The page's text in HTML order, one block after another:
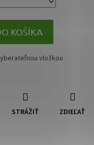
KOŠÍKA
vložkou
STRÁŽIŤ ZDIEĽAŤ